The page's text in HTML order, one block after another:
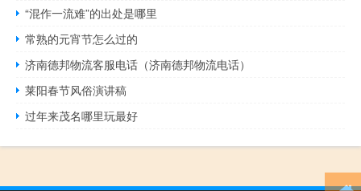
“混作一流难”的出处是哪里
常熟的元宵节怎么过的
济南德邦物流客服电话（济南德邦物流电话）
莱阳春节风俗演讲稿
过年来茂名哪里玩最好